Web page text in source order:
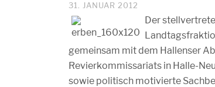
31. JANUAR 2012
Der
gemeinsam mit dem Hallenser
Revierkommissariats in Halle-
sowie politisch motivierte